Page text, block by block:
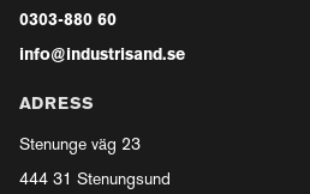
0303-880 60
info@industrisand.se
ADRESS
Stenunge väg 23
444 31 Stenungsund